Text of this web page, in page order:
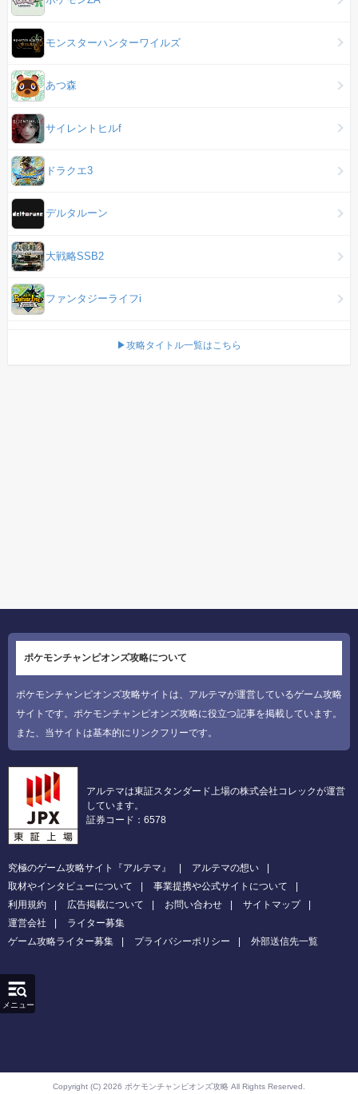
モンスターハンターワイルズ
あつ森
サイレントヒルf
ドラクエ3
デルタルーン
大戦略SSB2
ファンタジーライフi
▶攻略タイトル一覧はこちら
ポケモンチャンピオンズ攻略について
ポケモンチャンピオンズ攻略サイトは、アルテマが運営しているゲーム攻略
サイトです。ポケモンチャンピオンズ攻略に役立つ記事を掲載しています。
また、当サイトは基本的にリンクフリーです。
アルテマは東証スタンダード上場の株式会社コレックが運営
しています。
証券コード：6578
究極のゲーム攻略サイト『アルテマ』
アルテマの想い
取材やインタビューについて
事業提携や公式サイトについて
利用規約
広告掲載について お問い合わせ
サイトマップ
運営会社
ライター募集
ゲーム攻略ライター募集
プライバシーポリシー 外部送信先一覧
Copyright (C) 2026 ポケモンチャンピオンズ攻略 All Rights Reserved.
メニュー